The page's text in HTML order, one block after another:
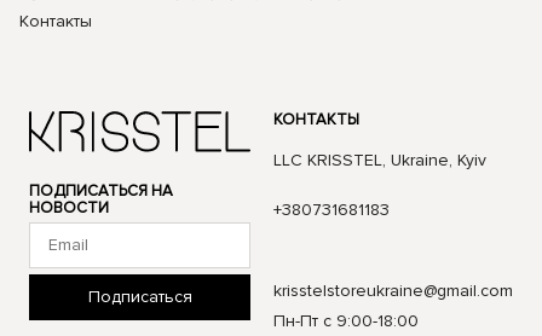
ПОДПИСАТЬСЯ НА
НОВОСТИ
Подписаться
Контакты
КОНТАКТЫ
LLC KRISSTEL, Ukraine, Kyiv
+380731681183
krisstelstoreukraine@gmail.com
Пн-Пт с 9:00-18:00